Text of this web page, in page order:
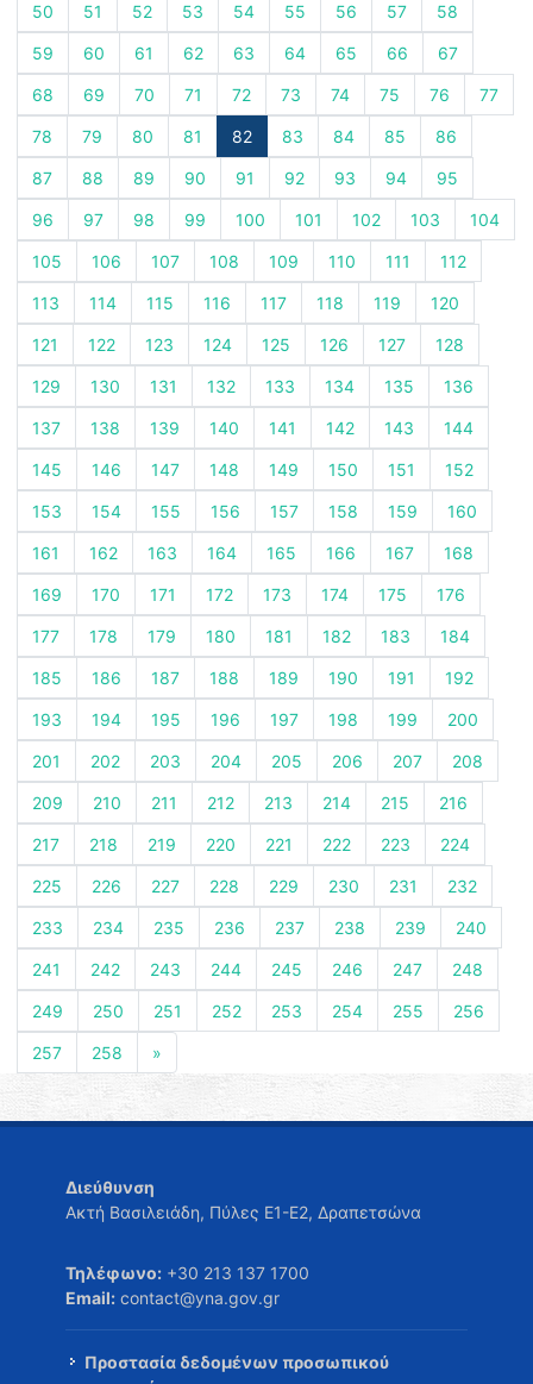
50 51 52 53 54 55 56 57 58
59 60 61 62 63 64 65 66 67
68 69 70 71 72 73 74 75 76 77
78 79 80 81 82 83 84 85 86
87 88 89 90 91 92 93 94 95
96 97 98 99 100 101 102 103 104
105 106 107 108 109 110 111 112
113 114 115 116 117 118 119 120
121 122 123 124 125 126 127 128
129 130 131 132 133 134 135 136
137 138 139 140 141 142 143 144
145 146 147 148 149 150 151 152
153 154 155 156 157 158 159 160
161 162 163 164 165 166 167 168
169 170 171 172 173 174 175 176
177 178 179 180 181 182 183 184
185 186 187 188 189 190 191 192
193 194 195 196 197 198 199 200
201 202 203 204 205 206 207 208
209 210 211 212 213 214 215 216
217 218 219 220 221 222 223 224
225 226 227 228 229 230 231 232
233 234 235 236 237 238 239 240
241 242 243 244 245 246 247 248
249 250 251 252 253 254 255 256
257 258 »
Διεύθυνση
Ακτή Βασιλειάδη, Πύλες Ε1-Ε2, Δραπετσώνα
Τηλέφωνο: +30 213 137 1700
Email: contact@yna.gov.gr
Προστασία δεδομένων προσωπικού